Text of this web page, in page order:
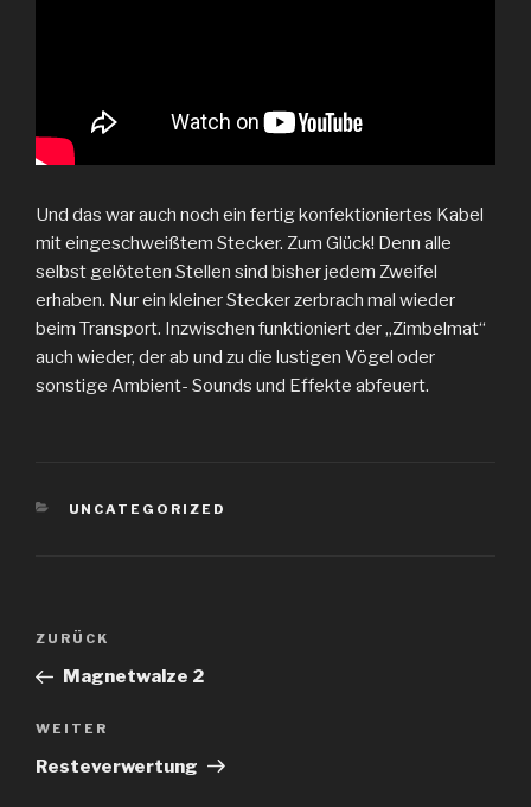
Und das war auch noch ein fertig konfektioniertes Kabel
mit eingeschweißtem Stecker. Zum Glück! Denn alle
selbst gelöteten Stellen sind bisher jedem Zweifel
erhaben. Nur ein kleiner Stecker zerbrach mal wieder
beim Transport. Inzwischen funktioniert der „Zimbelmat“
auch wieder, der ab und zu die lustigen Vögel oder
sonstige Ambient- Sounds und Effekte abfeuert.
KATEGORIEN
UNCATEGORIZED
Beitragsnavigation
Vorheriger
Beitrag
ZURÜCK
Magnetwalze 2
Nächster
Beitrag
WEITER
Resteverwertung